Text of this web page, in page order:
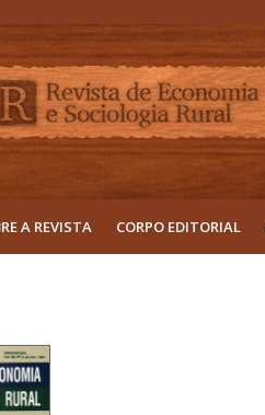
A REVISTA CORPO EDITORIAL